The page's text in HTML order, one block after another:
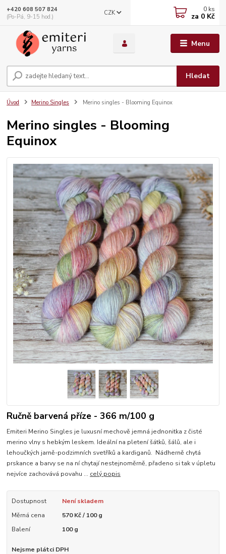
Menu
CZK
Hledat
+420 608 507 824
(Po-Pá, 9-15 hod.)
0 ks
za 0 Kč
Úvod Merino Singles Merino singles - Blooming Equinox
Merino singles - Blooming
Equinox
Ručně barvená příze - 366 m/100 g
Emiteri Merino Singles je luxusní mechově jemná jednonitka z čisté
merino vlny s hebkým leskem. Ideální na pletení šátků, šálů, ale i
lehoučkých jarně-podzimních svetříků a kardiganů. Nádherně chytá
prskance a barvy se na ní chytají nestejnoměrně, přadeno si tak v úpletu
nejvíce zachovává povahu ... celý popis
Dostupnost
Není skladem
Měrná cena
570 Kč / 100 g
Balení
100 g
Nejsme plátci DPH